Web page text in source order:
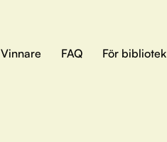
Vinnare FAQ För bibliotek